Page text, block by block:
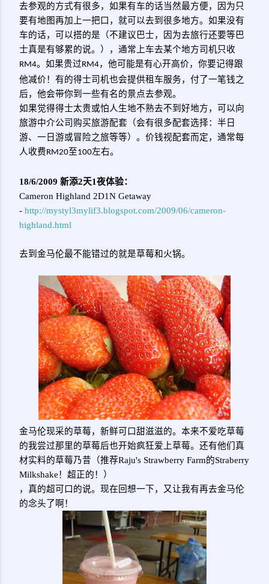
去参观的方式有很多，如果有车的话当然最方便，因为只
要有地图再加上一把口，就可以去到很多地方。如果没有
车的话，可以搭的是（不建议巴士，因为去旅行还要等巴
士真是有够累的说。），通常上车去某个地方司机只收
RM4。如果贵过RM4，他可能是有心开高价，你要记得跟
他减价！有的得士司机也会提供租车服务，付了一笔钱之
后，他会带你到一些有名的景点去参观。
如果觉得得士太贵或怕人生地不熟去不到好地方，可以向
旅游中介公司购买旅游配套（会有很多配套选择：半日
游、一日游或冒险之旅等等）。价钱视配套而定，通常每
人收费RM20至100左右。
18/6/2009 新添2天1夜体验：
Cameron Highland 2D1N Getaway
- http://mystyl3mylif3.blogspot.com/2009/06/cameron-
highland.html
去到金马伦最不能错过的就是草莓和火锅。
金马伦现采的草莓，新鲜可口甜滋滋的。本来不爱吃草莓
的我尝过那里的草莓后也开始疯狂爱上草莓。还有他们真
材实料的草莓乃昔（推荐Raju's Strawberry Farm的Straberry
Milkshake！超正的！）
，真的超可口的说。现在回想一下，又让我有再去金马伦
的念头了啊！